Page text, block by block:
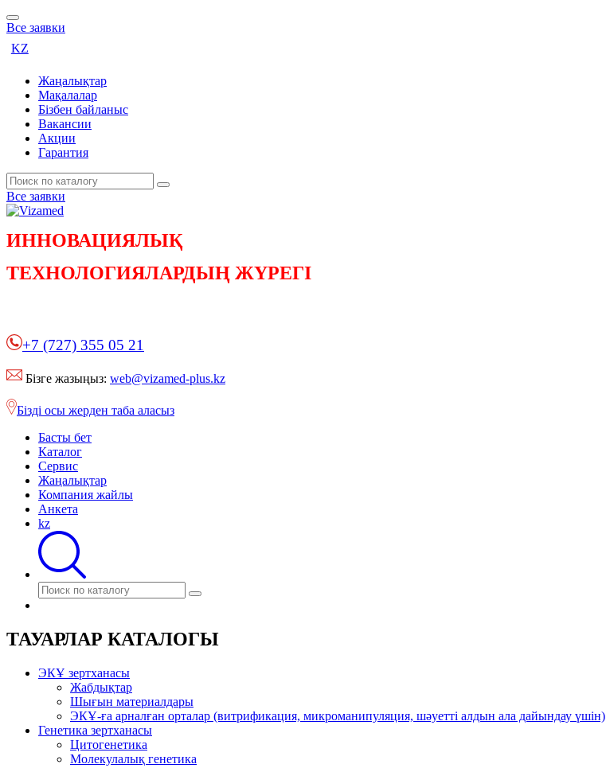
Все заявки
KZ
Жаңалықтар
Мақалалар
Бізбен байланыс
Вакансии
Акции
Гарантия
Все заявки
ИННОВАЦИЯЛЫҚ
ТЕХНОЛОГИЯЛАРДЫҢ ЖҮРЕГІ
+7 (727) 355 05 21
Бізге жазыңыз: web@vizamed-plus.kz
Бізді осы жерден таба аласыз
Басты бет
Каталог
Сервис
Жаңалықтар
Компания жайлы
Анкета
kz
ТАУАРЛАР КАТАЛОГЫ
ЭКҰ зертханасы
Жабдықтар
Шығын материалдары
ЭКҰ-ға арналған орталар (витрификация, микроманипуляция, шәуетті алдын ала дайындау үшін)
Генетика зертханасы
Цитогенетика
Молекулалық генетика